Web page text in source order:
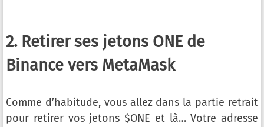
2. Retirer ses jetons ONE de
Binance vers MetaMask
Comme d’habitude, vous allez dans la partie retrait
pour retirer vos jetons $ONE et là… Votre adresse